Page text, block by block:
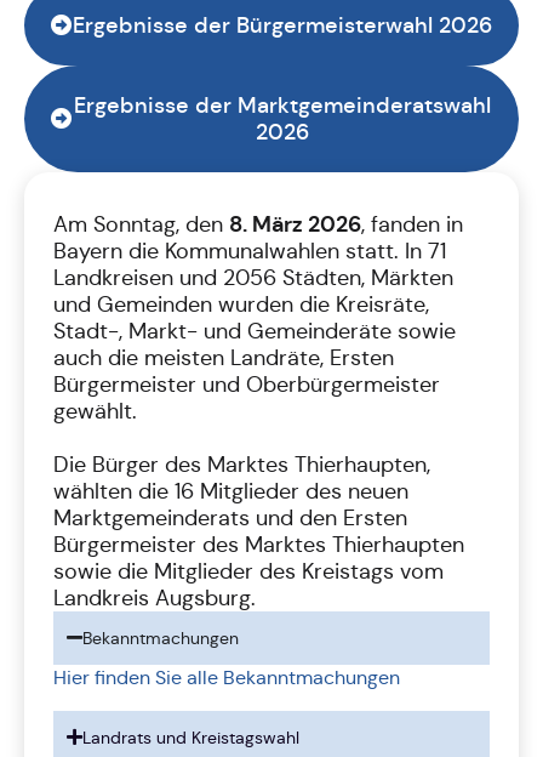
Ergebnisse der Marktgemeinderatswahl
2026
Ergebnisse der Bürgermeisterwahl 2026
Am Sonntag, den 8. März 2026, fanden in
Bayern die Kommunalwahlen statt. In 71
Landkreisen und 2056 Städten, Märkten
und Gemeinden wurden die Kreisräte,
Stadt-, Markt- und Gemeinderäte sowie
auch die meisten Landräte, Ersten
Bürgermeister und Oberbürgermeister
gewählt.
Die Bürger des Marktes Thierhaupten,
wählten die 16 Mitglieder des neuen
Marktgemeinderats und den Ersten
Bürgermeister des Marktes Thierhaupten
sowie die Mitglieder des Kreistags vom
Landkreis Augsburg.
Bekanntmachungen
Hier finden Sie alle Bekanntmachungen
Landrats und Kreistagswahl